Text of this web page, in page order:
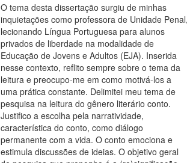
O tema desta dissertação surgiu de minhas
inquietações como professora de Unidade
lecionando Língua Portuguesa para alunos
privados de liberdade na modalidade de
Educação de Jovens e Adultos (EJA). Inserida
nesse contexto, reflito sempre sobre o tema da
leitura e preocupo-me em como motivá-los a
uma prática constante. Delimitei meu tema de
pesquisa na leitura do gênero literário conto.
Justifico a escolha pela narratividade,
característica do conto, como diálogo
permanente com a vida. O conto emociona e
estimula discussões de ideias. O objetivo geral